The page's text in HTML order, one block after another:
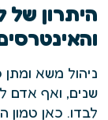
היתרון של
ניהול משא ומתן
שנים, ואף אדם
לבדו. כאן טמון